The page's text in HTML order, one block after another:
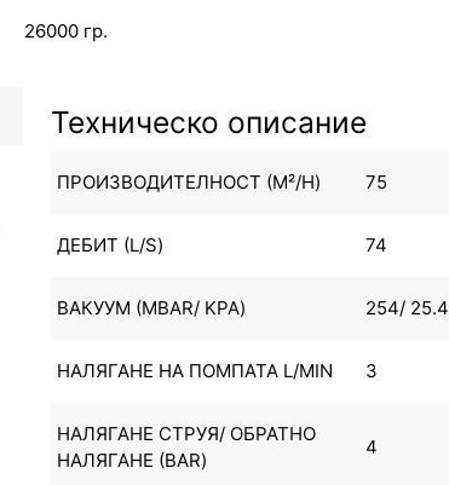
26000 гр.
Техническо описание
ПРОИЗВОДИТЕЛНОСТ (M²/H) 75
ДЕБИТ (L/S) 74
ВАКУУМ (MBAR/ KPA) 254/ 25.4
НАЛЯГАНЕ НА ПОМПАТА L/MIN 3
НАЛЯГАНЕ СТРУЯ/ ОБРАТНО
НАЛЯГАНЕ (BAR)
4